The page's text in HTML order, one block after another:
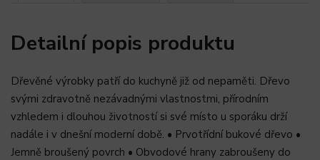
Detailní popis produktu
Dřevěné výrobky patří do kuchyně již od nepaměti. Dřevo
svými zdravotně nezávadnými vlastnostmi, přírodním
vzhledem i dlouhou životností si své místo u sporáku drží
nadále i v dnešní moderní době. • Prvotřídní bukové dřevo •
Jemně broušený povrch • Obvodové hrany zabroušeny do